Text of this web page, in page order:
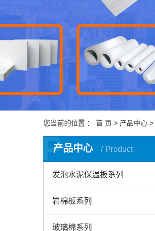
您当前的位置 ： 首 页 > 产品中心 >
产品中心 Product
P
发泡水泥保温板系列
岩棉板系列
玻璃棉系列